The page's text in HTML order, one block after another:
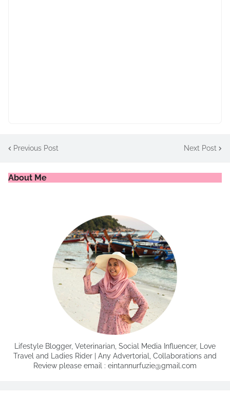
Previous Post Next Post
About Me
Lifestyle Blogger, Veterinarian, Social Media Influencer, Love
Travel and Ladies Rider | Any Advertorial, Collaborations and
Review please email : eintannurfuzie@gmail.com